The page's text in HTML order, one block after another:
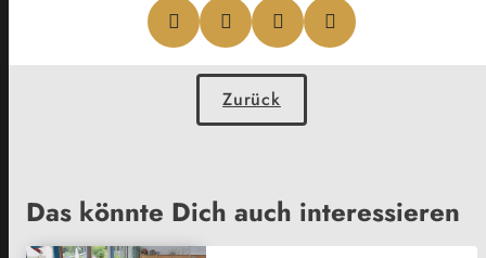
Zurück
Das könnte Dich auch interessieren